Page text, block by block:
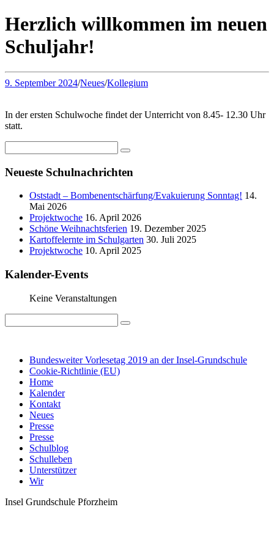
Herzlich willkommen im neuen
Schuljahr!
9. September 2024/Neues/Kollegium
In der ersten Schulwoche findet der Unterricht von 8.45- 12.30 Uhr
statt.
Neueste Schulnachrichten
Oststadt – Bombenentschärfung/Evakuierung Sonntag! 14.
Mai 2026
Projektwoche 16. April 2026
Schöne Weihnachtsferien 19. Dezember 2025
Kartoffelernte im Schulgarten 30. Juli 2025
Projektwoche 10. April 2025
Kalender-Events
Keine Veranstaltungen
Bundesweiter Vorlesetag 2019 an der Insel-Grundschule
Cookie-Richtlinie (EU)
Home
Kalender
Kontakt
Neues
Presse
Presse
Schulblog
Schulleben
Unterstützer
Wir
Insel Grundschule Pforzheim